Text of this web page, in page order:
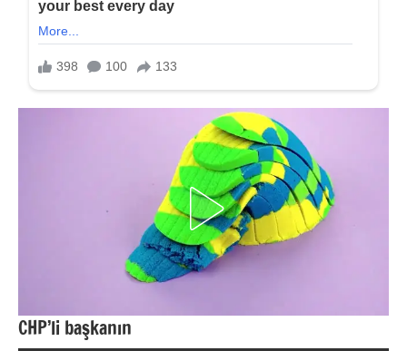
CHP’li başkanın